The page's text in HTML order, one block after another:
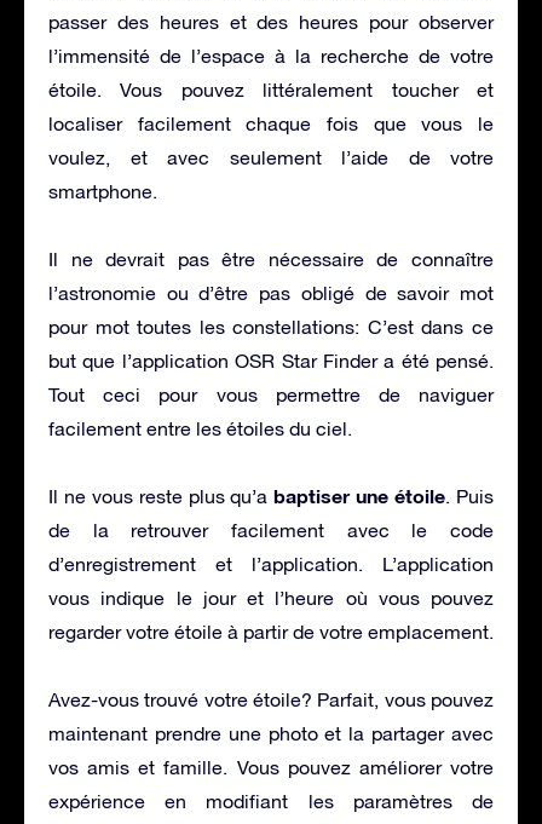
passer des heures et des heures pour observer
l’immensité de l’espace à la recherche de votre
étoile. Vous pouvez littéralement toucher et
localiser facilement chaque fois que vous le
voulez, et avec seulement l’aide de votre
smartphone.
Il ne devrait pas être nécessaire de connaître
l’astronomie ou d’être pas obligé de savoir mot
pour mot toutes les constellations: C’est dans ce
but que l’application OSR Star Finder a été pensé.
Tout ceci pour vous permettre de naviguer
facilement entre les étoiles du ciel.
Il ne vous reste plus qu’abaptiser une étoile. Puis
de la retrouver facilement avec le code
d’enregistrement et l’application. L’application
vous indique le jour et l’heure où vous pouvez
regarder votre étoile à partir de votre emplacement.
Avez-vous trouvé votre étoile? Parfait, vous pouvez
maintenant prendre une photo et la partager avec
vos amis et famille. Vous pouvez améliorer votre
expérience en modifiant les paramètres de